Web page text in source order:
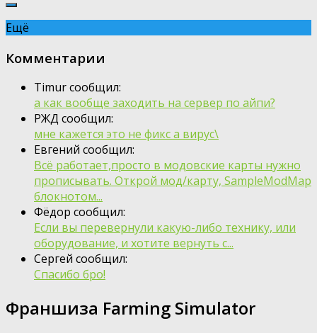
Ещё
Комментарии
Timur сообщил:
а как вообще заходить на сервер по айпи?
РЖД сообщил:
мне кажется это не фикс а вирус\
Евгений сообщил:
Всё работает,просто в модовские карты нужно
прописывать. Открой мод/карту, SampleModMap
блокнотом...
Фёдор сообщил:
Если вы перевернули какую-либо технику, или
оборудование, и хотите вернуть с...
Сергей сообщил:
Спасибо бро!
Франшиза Farming Simulator